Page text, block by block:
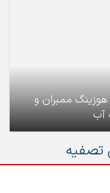
ممبران و
آب
تصفیه